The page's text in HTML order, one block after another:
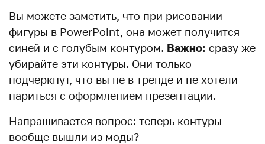
Вы можете заметить, что при рисовании
фигуры в PowerPoint, она может получится
синей и с голубым контуром. Важно: сразу же
убирайте эти контуры. Они только
подчеркнут, что вы не в тренде и не хотели
париться с оформлением презентации.
Напрашивается вопрос: теперь контуры
вообще вышли из моды?